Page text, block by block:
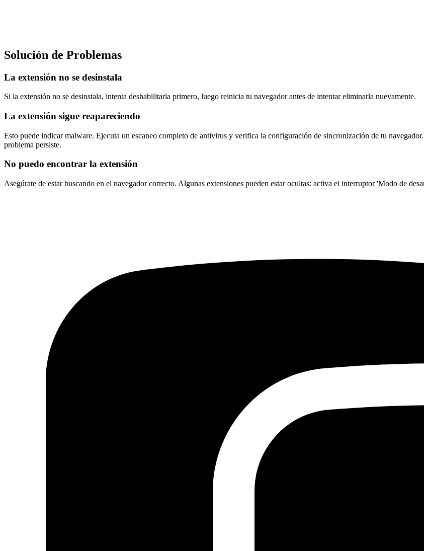
Solución de Problemas
La extensión no se desinstala
Si la extensión no se desinstala, intenta deshabilitarla primero, luego reinicia tu navegador antes de intentar eliminarla nuevamente.
La extensión sigue reapareciendo
Esto puede indicar malware. Ejecuta un escaneo completo de antivirus y verifica la configuración de sincronización de tu
problema persiste.
No puedo encontrar la extensión
Asegúrate de estar buscando en el navegador correcto. Algunas extensiones pueden estar ocultas: activa el interruptor 'Modo de